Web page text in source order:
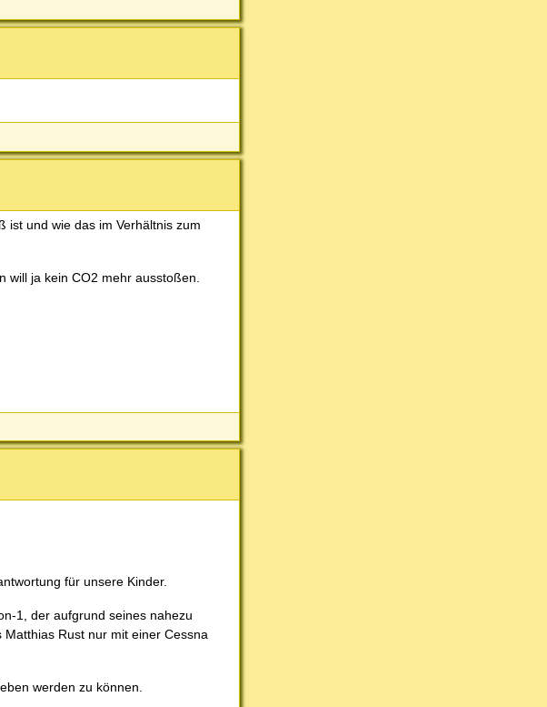
ist und wie das im Verhältnis zum
will ja kein CO2 mehr ausstoßen.
für unsere Kinder.
1, der aufgrund seines nahezu
Rust nur mit einer Cessna
werden zu können.